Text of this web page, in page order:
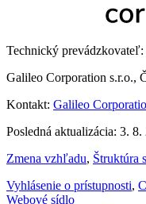
Technický prevádzkovateľ:
Galileo Corporation s.r.o.,
Kontakt: Galileo
Posledná aktualizácia: 3. 8.
Zmena vzhľadu, Štruktúra
Vyhlásenie o prístupnosti,
Webové sídlo